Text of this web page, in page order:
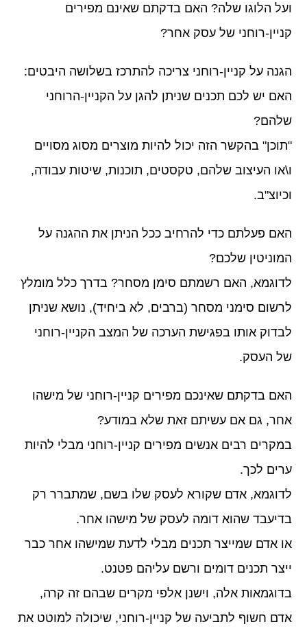
ועל הלוגו שלה? האם בדקתם שאינם מפירים
קניין-רוחני של עסק אחר?
הגנה על קניין-רוחני צריכה להתרכז בשלושה היבטים:
האם יש לכם תכנים שניתן להגן על הקניין-הרוחני
שלהם?
"תוכן" בהקשר הזה יכול להיות מוצרים מסוג מסויים
ו\או העיצוב שלהם, טקסטים, תוכנות, שיטות עבודה,
וכיוצ"ב.
האם פעלתם כדי להרחיב ככל הניתן את ההגנה על
המוניטין שלכם?
לדוגמא, האם רשמתם סימן מסחר? בדרך כלל מומלץ
לרשום סימני מסחר (ברבים, לא ביחיד), נושא שניתן
לבדוק אותו בפגישת הערכה של המצב הקניין-רוחני
של העסק.
האם בדקתם שאינכם מפירים קניין-רוחני של מישהו
אחר, גם אם עשיתם זאת שלא במודע?
במקרים רבים אנשים מפירים קניין-רוחני מבלי להיות
ערים לכך.
לדוגמא, אדם שקורא לעסק שלו בשם, שמתברר רק
בדיעבד שהוא דומה לעסק של מישהו אחר.
או אדם שמייצר תכנים מבלי לדעת שמישהו אחר כבר
ייצר תכנים דומים ורשם עליהם פטנט.
בדוגמאות אלה, וישנן אלפי מקרים שבהם זה קרה,
אדם חשוף לתביעה של קניין-רוחני, שיכולה למוטט את